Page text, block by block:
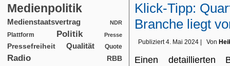
Medienpolitik
Medienstaatsvertrag NDR
Plattform Politik Presse
Pressefreiheit Qualität Quote
Radio RBB
Klick-Tipp:
Branche liegt
Publiziert 4. Mai 2024 Von
Einen